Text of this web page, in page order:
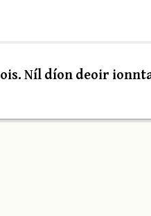
Níl díon deoir